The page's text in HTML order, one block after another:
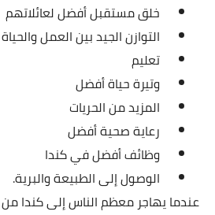
خلق مستقبل أفضل لعائلاتهم
التوازن الجيد بين العمل والحياة
تعليم
وتيرة حياة أفضل
المزيد من الحريات
رعاية صحية أفضل
وظائف أفضل في كندا
الوصول إلى الطبيعة والبرية.
عندما يهاجر معظم الناس إلى كندا